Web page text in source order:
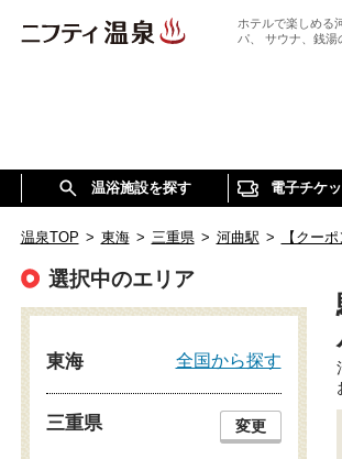
ホテルで楽しめる
パ、 サウナ、銭
温浴施設を探す 電子チケ
温泉TOP > 東海 > 三重県 > 河曲駅 > 【クー
選択中のエリア
東海 全国から探す
三重県 変更